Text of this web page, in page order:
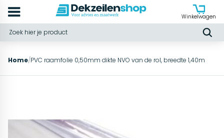
Winkelwagen
Home/PVC raamfolie 0,50mm dikte NVO van de rol, breedte 1,40m